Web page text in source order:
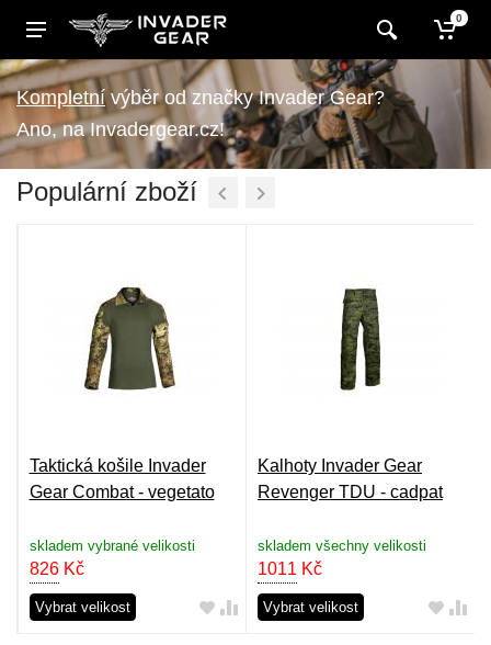
0
výběr od značky Invader Gear?
Ano, na Invadergear.cz!
Populární zboží
Taktická košile Invader
Gear Combat - vegetato
skladem vybrané velikosti
826Kč
Vybrat velikost
Kalhoty Invader Gear
Revenger TDU - cadpat
skladem všechny velikosti
1011 Kč
Vybrat velikost